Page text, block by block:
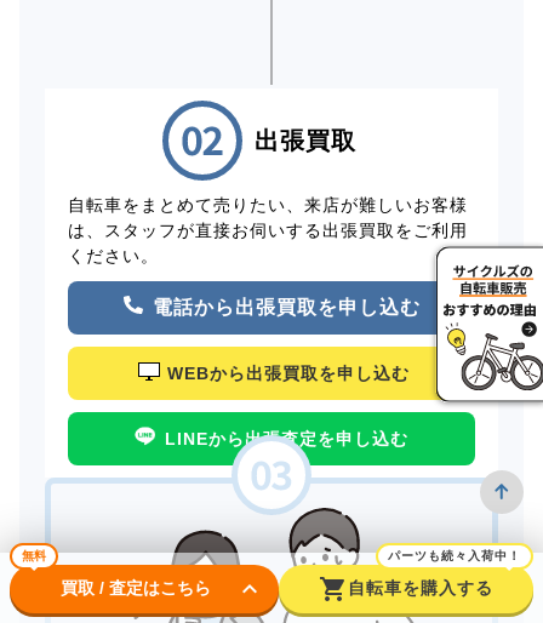
出張買取
自転車をまとめて売りたい、来店が難しいお客様
は、スタッフが直接お伺いする出張買取をご利用
ください。
電話から出張買取を申し込む
WEBから出張買取を申し込む
LINEから出張査定を申し込む
無料
買取 / 査定はこちら keyboard_arrow_down shopping_cart
パーツも続々入荷中！
自転車を購入する